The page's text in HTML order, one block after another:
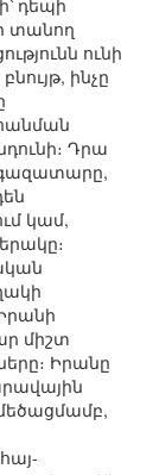
դեպի
տանող
ունի
ինչը
Դրա
կամ,
միշտ
Իրանը